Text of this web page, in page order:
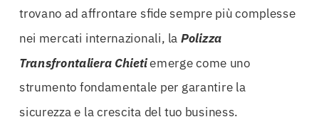
trovano ad affrontare sfide sempre più complesse
nei mercati internazionali, la Polizza
Transfrontaliera Chietiemerge come uno
strumento fondamentale per garantire la
sicurezza e la crescita del tuo business.